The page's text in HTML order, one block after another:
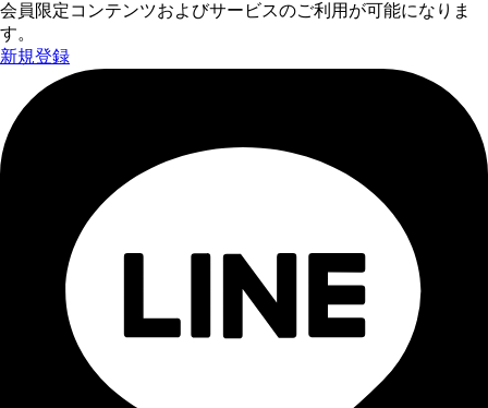
会員限定コンテンツおよびサービスのご利用が可能になりま
す。
新規登録